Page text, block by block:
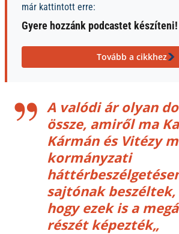
már kattintott erre:
Gyere hozzánk podcastet készíteni!
Tovább a cikkhez
A valódi ár olyan
össze, amiről ma
Kármán és Vitézy
kormányzati
sajtónak
hogy ezek is a
részét képezték„